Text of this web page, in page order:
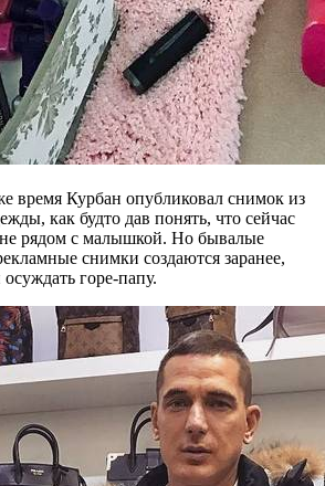
время Курбан опубликовал снимок из
как будто дав понять, что сейчас
не рядом с малышкой. Но бывалые
снимки создаются заранее,
горе-папу.